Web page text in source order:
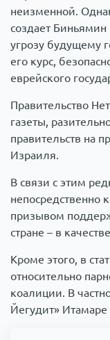
неизменной.
создает Биньямин
угрозу будущему
его курс,
еврейского
Правительство
газеты,
правительств на
Израиля.
В связи с этим
непосредственно
призывом
стране – в
Кроме этого, в
относительно
коалиции. В
Йегудит»